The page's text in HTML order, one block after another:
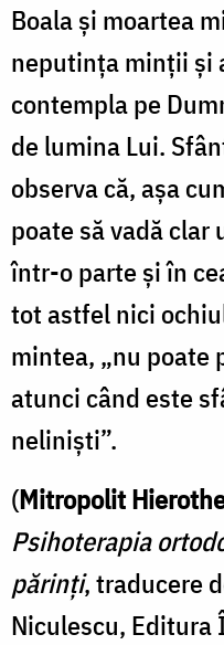
Boala şi moartea
neputinţa minţii şi
contempla pe
de lumina Lui.
observa că, aşa
poate să vadă clar
într-o parte şi în
tot astfel nici
mintea, „nu poate
atunci când este
nelinişti”.
(Mitropolit
Psihoterapia
părinți, traducere
Niculescu,